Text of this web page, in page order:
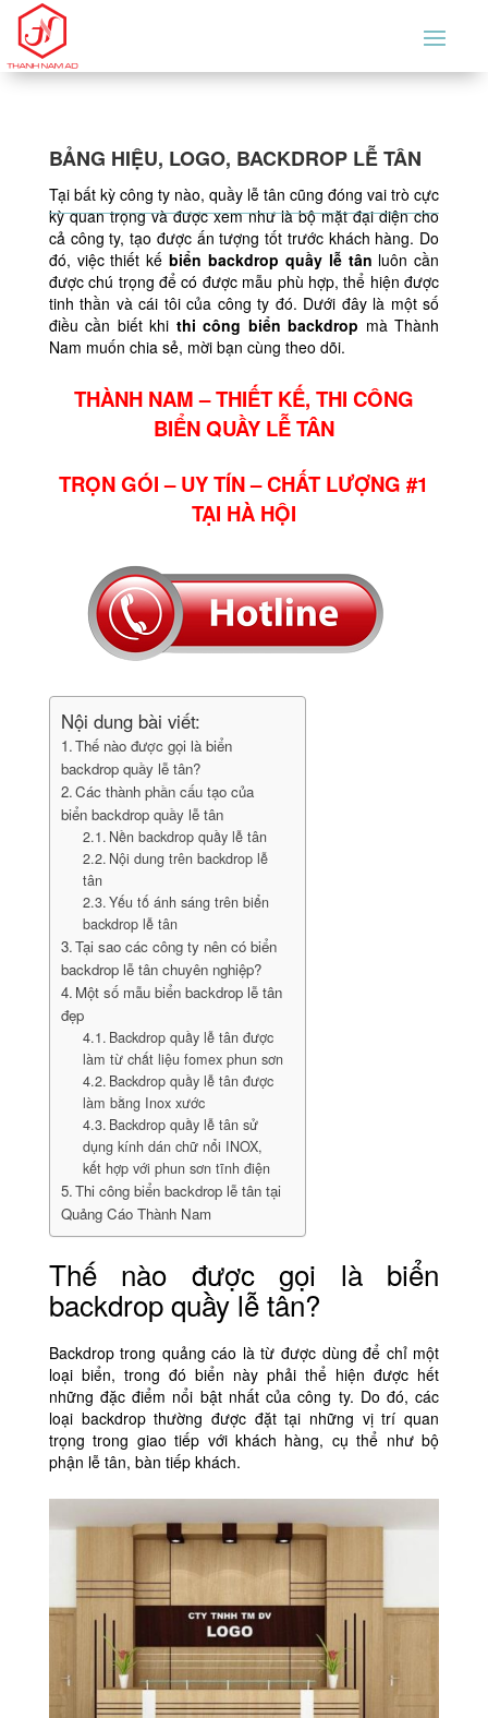
BẢNG HIỆU, LOGO, BACKDROP LỄ TÂN
Tại bất kỳ công ty nào, quầy lễ tân cũng đóng vai trò cực
kỳ quan trọng và được xem như là bộ mặt đại diện cho
cả công ty, tạo được ấn tượng tốt trước khách hàng. Do
đó, việc thiết kếbiển backdrop quầy lễ tân luôn cần
được chú trọng để có được mẫu phù hợp, thể hiện được
tinh thần và cái tôi của công ty đó. Dưới đây là một số
điều cần biết khi thi công biển backdrop mà Thành
Nam muốn chia sẻ, mời bạn cùng theo dõi.
THÀNH NAM – THIẾT KẾ, THI CÔNG
BIỂN QUẦY LỄ TÂN
TRỌN GÓI – UY TÍN – CHẤT LƯỢNG #1
TẠI HÀ HỘI
Nội dung bài viết:
Thế nào được gọi là biển
backdrop quầy lễ tân?
Các thành phần cấu tạo của
biển backdrop quầy lễ tân
Nền backdrop quầy lễ tân
Nội dung trên backdrop lễ
tân
Yếu tố ánh sáng trên biển
backdrop lễ tân
Tại sao các công ty nên có biển
backdrop lễ tân chuyên nghiệp?
Một số mẫu biển backdrop lễ tân
đẹp
Backdrop quầy lễ tân được
làm từ chất liệu fomex phun sơn
Backdrop quầy lễ tân được
làm bằng Inox xước
Backdrop quầy lễ tân sử
dụng kính dán chữ nổi INOX,
kết hợp với phun sơn tĩnh điện
Thi công biển backdrop lễ tân tại
Quảng Cáo Thành Nam
Thế nào được gọi là biển
backdrop quầy lễ tân?
Backdrop trong quảng cáo là từ được dùng để chỉ một
loại biển, trong đó biển này phải thể hiện được hết
những đặc điểm nổi bật nhất của công ty. Do đó, các
loại backdrop thường được đặt tại những vị trí quan
trọng trong giao tiếp với khách hàng, cụ thể như bộ
phận lễ tân, bàn tiếp khách.